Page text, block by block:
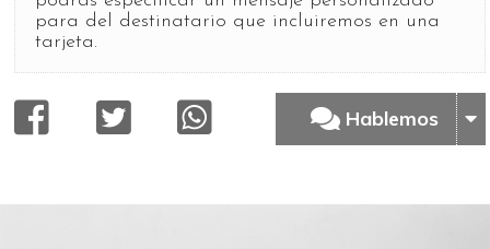
para del destinatario que incluiremos en una
tarjeta.
Hablemos